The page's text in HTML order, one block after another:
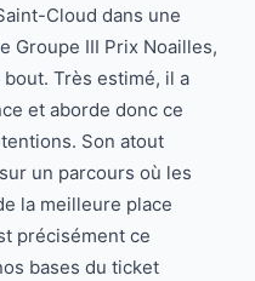
Cloud dans une
Groupe III Prix Noailles,
Très estimé, il a
et aborde donc ce
Son atout
un parcours où les
la meilleure place
précisément ce
bases du ticket